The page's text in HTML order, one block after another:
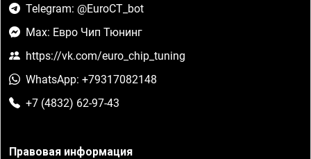
Telegram: @EuroCT_bot
Max: Евро Чип Тюнинг
https://vk.com/euro_chip_tuning
WhatsApp: +79317082148
+7 (4832) 62-97-43
Правовая информация